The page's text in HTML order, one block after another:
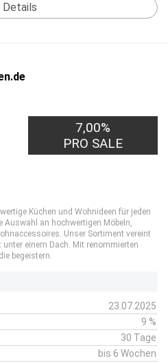
Details
7,00%
PRO SALE
Küchen und Wohnideen für jeden
Auswahl an hochwertigen Möbeln,
Unser Sortiment vereint
einem Dach. Mit renommierten
begeistern.
23.07.2025
9 %
30 Tage
bis 6 Wochen